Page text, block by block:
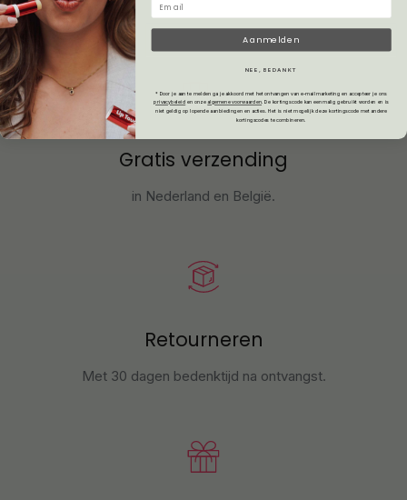
Gratis verzending
in Nederland en België.
Retourneren
Met 30 dagen bedenktijd na ontvangst.
Aanmelden
NEE, BEDANKT
* Door je aan te melden ga je akkoord met het ontvangen van e-mailmarketing en accepteer je ons
privacybeleid en onze algemene voorwaarden .De kortingscode kan eenmalig gebruikt worden en is
niet geldig op lopende aanbiedingen en acties. Het is niet mogelijk deze kortingscode met andere
kortingscodes te combineren.